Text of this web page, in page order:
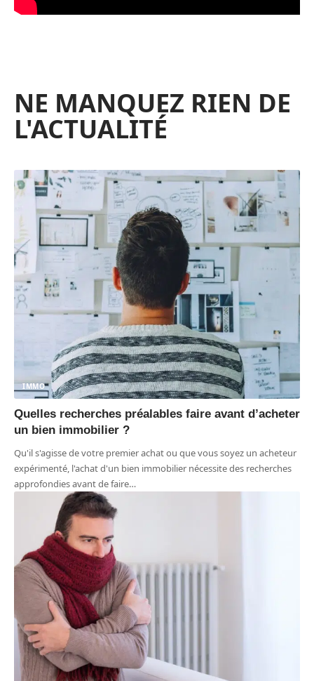
NE MANQUEZ RIEN DE
L'ACTUALITÉ
IMMO
Quelles recherches préalables faire avant d’acheter
un bien immobilier ?
Qu'il s'agisse de votre premier achat ou que vous soyez un acheteur
expérimenté, l'achat d'un bien immobilier nécessite des recherches
approfondies avant de faire…